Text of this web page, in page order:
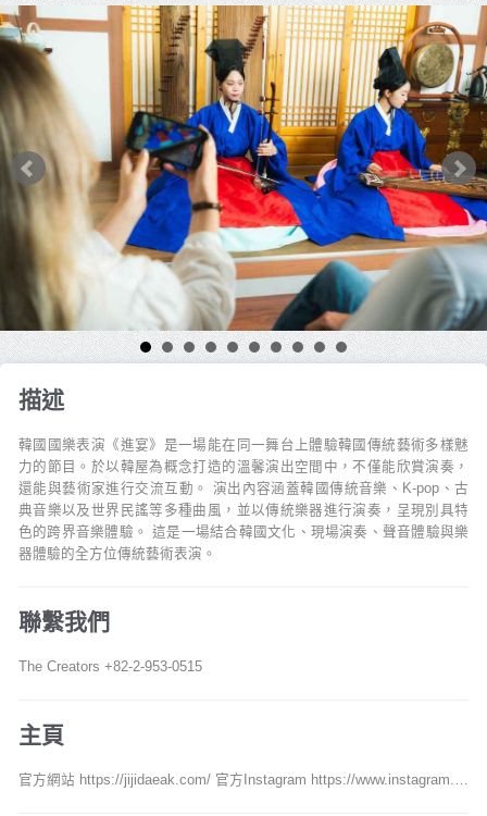
描述
韓國國樂表演《進宴》是一場能在同一舞台上體驗韓國傳統藝術多樣魅
力的節目。於以韓屋為概念打造的溫馨演出空間中，不僅能欣賞演奏，
還能與藝術家進行交流互動。 演出內容涵蓋韓國傳統音樂、K-pop、古
典音樂以及世界民謠等多種曲風，並以傳統樂器進行演奏，呈現別具特
色的跨界音樂體驗。 這是一場結合韓國文化、現場演奏、聲音體驗與樂
器體驗的全方位傳統藝術表演。
聯繫我們
The Creators +82-2-953-0515
主頁
官方網站 https://jijidaeak.com/ 官方Instagram https://www.instagram.com/jinyeon_korea/